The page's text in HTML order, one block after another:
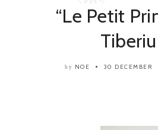
“Le Petit
by NOE 30 DECEMBER